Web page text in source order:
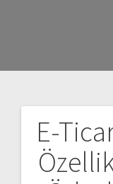
E-
Yazı